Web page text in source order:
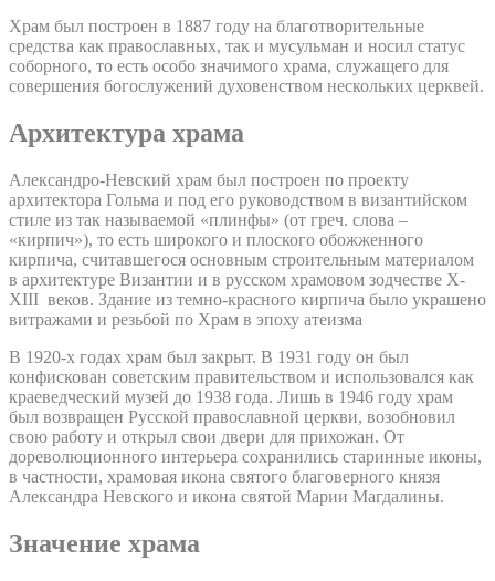
Храм был построен в 1887 году на благотворительные
средства как православных, так и мусульман и носил статус
соборного, то есть особо значимого храма, служащего для
совершения богослужений духовенством нескольких церквей.
Архитектура храма
Александро-Невский храм был построен по проекту
архитектора Гольма и под его руководством в византийском
стиле из так называемой «плинфы» (от греч. слова –
«кирпич»), то есть широкого и плоского обожженного
кирпича, считавшегося основным строительным материалом
в архитектуре Византии и в русском храмовом зодчестве X-
XIII веков. Здание из темно-красного кирпича было украшено
витражами и резьбой по Храм в эпоху атеизма
В 1920-х годах храм был закрыт. В 1931 году он был
конфискован советским правительством и использовался как
краеведческий музей до 1938 года. Лишь в 1946 году храм
был возвращен Русской православной церкви, возобновил
свою работу и открыл свои двери для прихожан. От
дореволюционного интерьера сохранились старинные иконы,
в частности, храмовая икона святого благоверного князя
Александра Невского и икона святой Марии Магдалины.
Значение храма